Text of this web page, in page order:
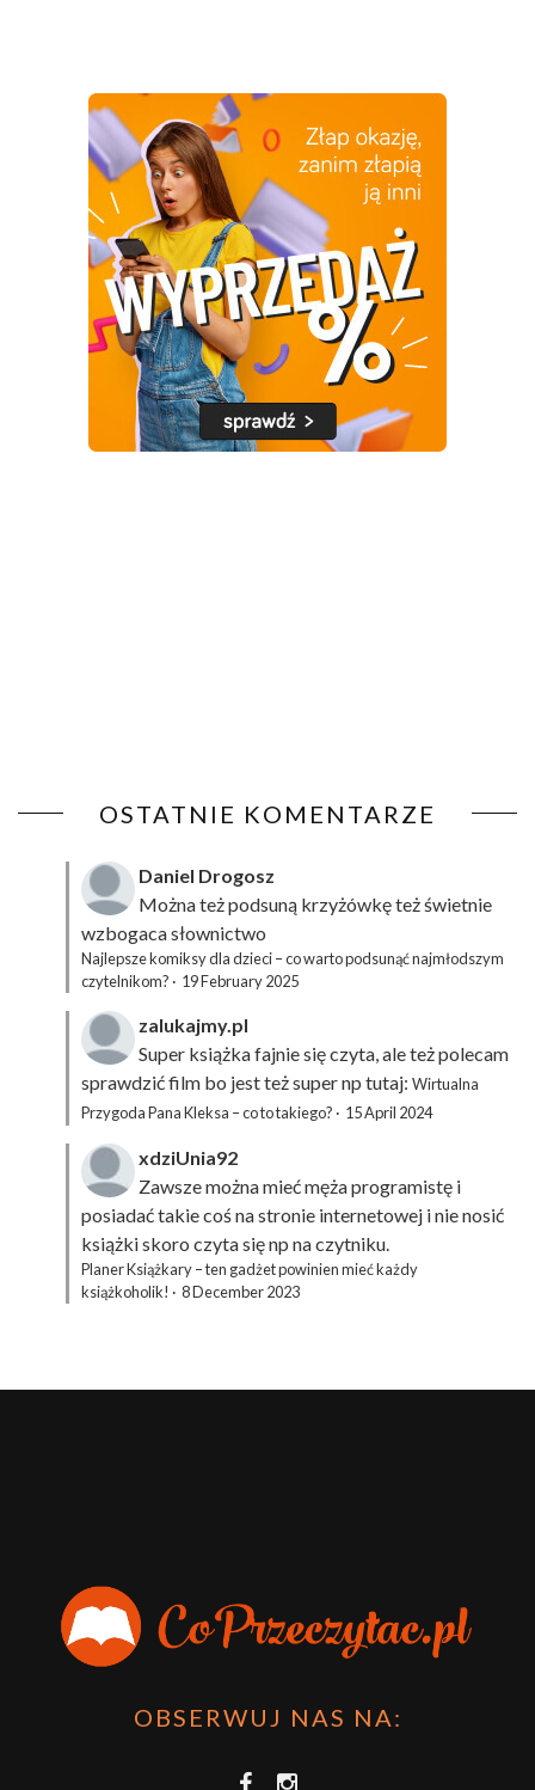
OSTATNIE KOMENTARZE
Daniel Drogosz
Można też podsuną krzyżówkęteż świetnie
wzbogaca słownictwo
Najlepsze komiksy dla dzieci – co warto podsunąć najmłodszym
czytelnikom? · 19 February 2025
zalukajmy.pl
Super książka fajnie się czyta, ale też polecam
sprawdzić film bo jest też super np tutaj: Wirtualna
Przygoda Pana Kleksa – co to takiego? · 15 April 2024
xdziUnia92
Zawsze można mieć męża programistę i
posiadać takie coś na stronie internetowej i nie nosić
książki skoro czyta się np na czytniku.
Planer Książkary – ten gadżet powinien mieć każdy
książkoholik! · 8 December 2023
OBSERWUJ NAS NA: